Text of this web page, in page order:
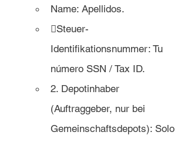
Name: Apellidos.
Steuer-
Identifikationsnummer: Tu
número SSN / Tax ID.
2. Depotinhaber
(Auftraggeber, nur bei
Gemeinschaftsdepots): Solo